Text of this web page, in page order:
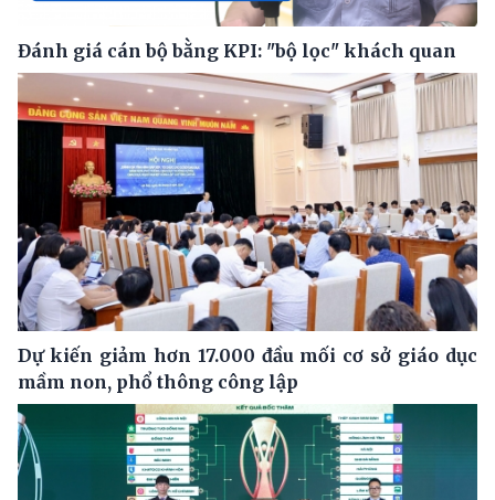
Đánh giá cán bộ bằng KPI: "bộ lọc" khách quan
Dự kiến giảm hơn 17.000 đầu mối cơ sở giáo dục
mầm non, phổ thông công lập